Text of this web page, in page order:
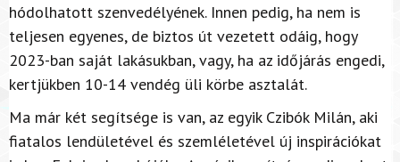
hódolhatott szenvedélyének. Innen pedig, ha nem is
teljesen egyenes, de biztos út vezetett odáig, hogy
2023-ban saját lakásukban, vagy, ha az időjárás engedi,
kertjükben 10-14 vendég üli körbe asztalát.
Ma már két segítsége is van, az egyik Czibók Milán, aki
fiatalos lendületével és szemléletével új inspirációkat